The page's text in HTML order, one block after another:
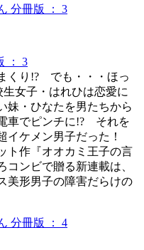
： 3
くり!? でも・・・ほっ
女子・はれひは恋愛に
・ひなたを男たちから
車でピンチに!? それを
イケメン男子だった！
ト作『オオカミ王子の言
コンビで贈る新連載は、
美形男子の障害だらけの